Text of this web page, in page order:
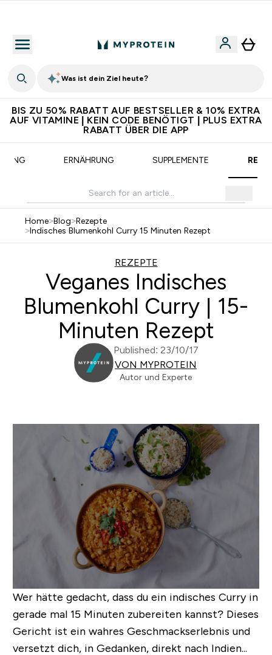
Was ist dein Ziel heute?
BIS ZU 50% RABATT AUF BESTSELLER & 10% EXTRA
AUF VITAMINE | KEIN CODE BENÖTIGT | PLUS EXTRA
RABATT ÜBER DIE APP
ERNÄHRUNG SUPPLEMENTE
Home>Blog>Rezepte
>Indisches Blumenkohl Curry 15 Minuten Rezept
REZEPTE
Veganes Indisches
Blumenkohl Curry | 15-
Minuten Rezept
Published: 23/10/17
VON MYPROTEIN
Autor und Experte
Wer hätte gedacht, dass du ein indisches Curry in
gerade mal 15 Minuten zubereiten kannst? Dieses
Gericht ist ein wahres Geschmackserlebnis und
versetzt dich, in Gedanken, direkt nach Indien...